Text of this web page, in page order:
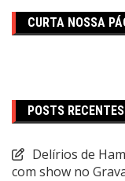
CURTA NOSSA
POSTS RECENTES
Delírios de
com show no